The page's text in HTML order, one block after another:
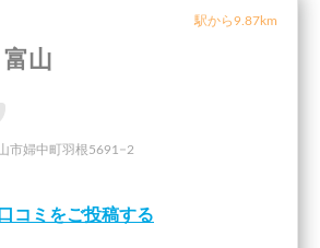
駅から9.87km
山
市婦中町羽根5691−2
口コミをご投稿する